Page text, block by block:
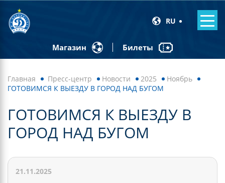
RU
Магазин Билеты
Главная Пресс-центр Новости 2025
Ноябрь
ГОТОВИМСЯ К ВЫЕЗДУ В ГОРОД НАД БУГОМ
ГОТОВИМСЯ К ВЫЕЗДУ В
ГОРОД НАД БУГОМ
21.11.2025